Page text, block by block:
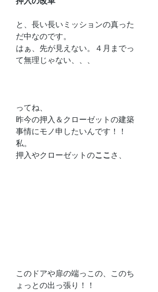
と、長い長いミッションの真った
だ中なのです。
はぁ、先が見えない。４月までっ
て無理じゃない、、、
ってね、
昨今の押入＆クローゼットの建築
事情にモノ申したいんです！！
私。
押入やクローゼットのここ さ、
このドアや扉の端っこの、このち
ょっとの出っ張り！！